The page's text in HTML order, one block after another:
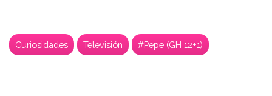
Curiosidades Televisión #Pepe (GH 12+1)